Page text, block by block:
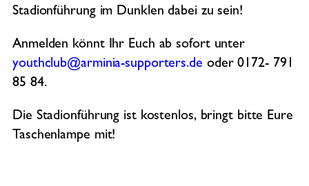
Stadionführung im Dunklen dabei zu sein!
Anmelden könnt Ihr Euch ab sofort unter
youthclub@arminia-supporters.de oder 0172- 791
85 84.
Die Stadionführung ist kostenlos, bringt bitte Eure
Taschenlampe mit!